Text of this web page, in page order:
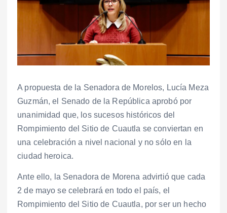
A propuesta de la Senadora de Morelos, Lucía Meza
Guzmán, el Senado de la República aprobó por
unanimidad que, los sucesos históricos del
Rompimiento del Sitio de Cuautla se conviertan en
una celebración a nivel nacional y no sólo en la
ciudad heroica.
Ante ello, la Senadora de Morena advirtió que cada
2 de mayo se celebrará en todo el país, el
Rompimiento del Sitio de Cuautla, por ser un hecho